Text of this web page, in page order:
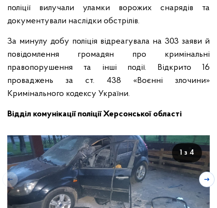
поліції вилучали уламки ворожих снарядів та
документували наслідки обстрілів.
За минулу добу поліція відреагувала на 303 заяви й
повідомлення громадян про кримінальні
правопорушення та інші події. Відкрито 16
проваджень за ст. 438 «Воєнні злочини»
Кримінального кодексу України.
Відділ комунікації поліції Херсонської області
1 з 4